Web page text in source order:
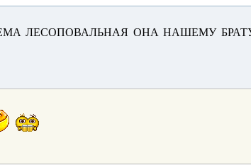
ЛЕСОПОВАЛЬНАЯ ОНА НАШЕМУ